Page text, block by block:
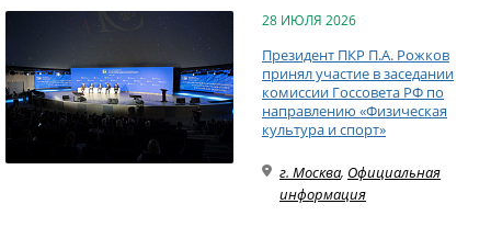
28 ИЮЛЯ 2026
Президент ПКР П.А. Рожков
принял участие в заседании
комиссии Госсовета РФ по
направлению «Физическая
культура и спорт»
г. Москва, Официальная
информация